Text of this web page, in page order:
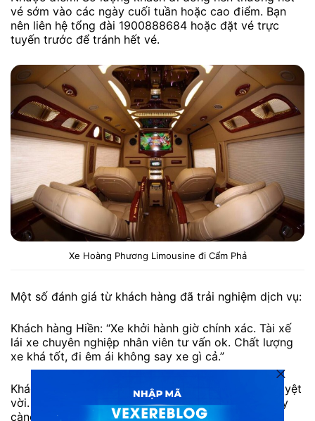
vé sớm vào các ngày cuối tuần hoặc cao điểm. Bạn
nên liên hệ tổng đài 1900888684 hoặc đặt vé trực
tuyến trước để tránh hết vé.
Xe Hoàng Phương Limousine đi Cẩm Phả
Một số đánh giá từ khách hàng đã trải nghiệm dịch vụ:
Khách hàng Hiền: “Xe khởi hành giờ chính xác. Tài xế
lái xe chuyên nghiệp nhân viên tư vấn ok. Chất lượng
xe khá tốt, đi êm ái không say xe gì cả.”
Khách hàng Mai: “Thái độ phục vụ của nhà xe rất tuyệt
vời. Chất lượng của xe rất tốt. Mong nhà xe sẽ ngày
càng thành công hơn.”